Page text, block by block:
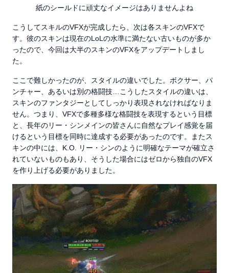
紙のシールドに頑丈なイメージはありませんよね
こうしてスキルのVFXが完成したら、次は各スキンのVFXで
す。彼のスキンは現在のLoLの水準に満たない古いものが多か
ったので、今回は大半のスキンのVFXをアップデートしまし
た。
ここで難しかったのが、スタイルの違いでした。ボクサー、パ
ンチャー、あるいは別の格闘技…こうしたスタイルの違いは、
スキンのファンタジーとしてしっかり表現されなければなりま
せん。つまり、VFXで多種多様な格闘技を表現するという目標
と、長年のリー・シンメインの皆さんに自然なプレイ感覚を届
けるという目標を同時に達成する必要があったのです。またス
キンの中には、K.O. リー・シンのように明確なテーマが確立さ
れていないものもあり、そうした場合にはゼロから独自のVFX
を作り上げる必要がありました。